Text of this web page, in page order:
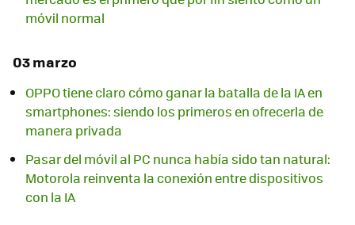
móvil normal
03 marzo
OPPO tiene claro cómo ganar la batalla de la IA en
smartphones: siendo los primeros en ofrecerla de
manera privada
Pasar del móvil al PC nunca había sido tan natural:
Motorola reinventa la conexión entre dispositivos
con la IA